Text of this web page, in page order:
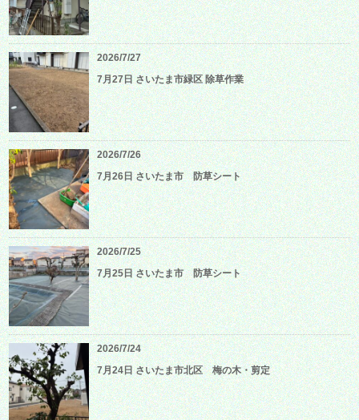
2026/7/27
7月27日 さいたま市緑区 除草作業
2026/7/26
7月26日 さいたま市 防草シート
2026/7/25
7月25日 さいたま市 防草シート
2026/7/24
7月24日 さいたま市北区 梅の木・剪定